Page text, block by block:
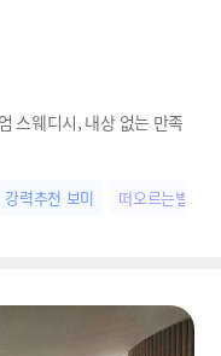
스웨디시, 내상 없는 만족
강력추천 보미 떠오르는별 유